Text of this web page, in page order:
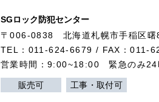
SGロック防犯センター
〒006-0838 北海道札幌市手稲区曙
TEL：011-624-6679 / FAX：011-
営業時間：9:00~18:00 緊急のみ24
販売可 工事・取付可